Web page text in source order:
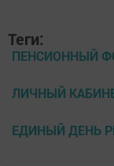
Теги:
ПЕНСИОННЫЙ
ЛИЧНЫЙ
ЕДИНЫЙ ДЕНЬ